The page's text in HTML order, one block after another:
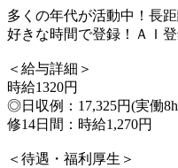
多くの年代が活動中！長
好きな時間で登録！ＡＩ
＜給与詳細＞
時給1320円
◎日収例：17,325円(実働
修14日間：時給1,270円
＜待遇・福利厚生＞